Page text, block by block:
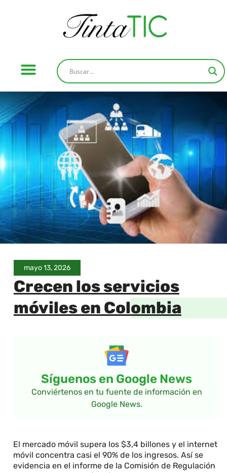
mayo 13, 2026
Crecen los servicios
móviles en Colombia
Síguenos en Google News
Conviértenos en tu fuente de información en
Google News.
El mercado móvil supera los $3,4 billones y el internet
móvil concentra casi el 90% de los ingresos. Así se
evidencia en el informe de la Comisión de Regulación